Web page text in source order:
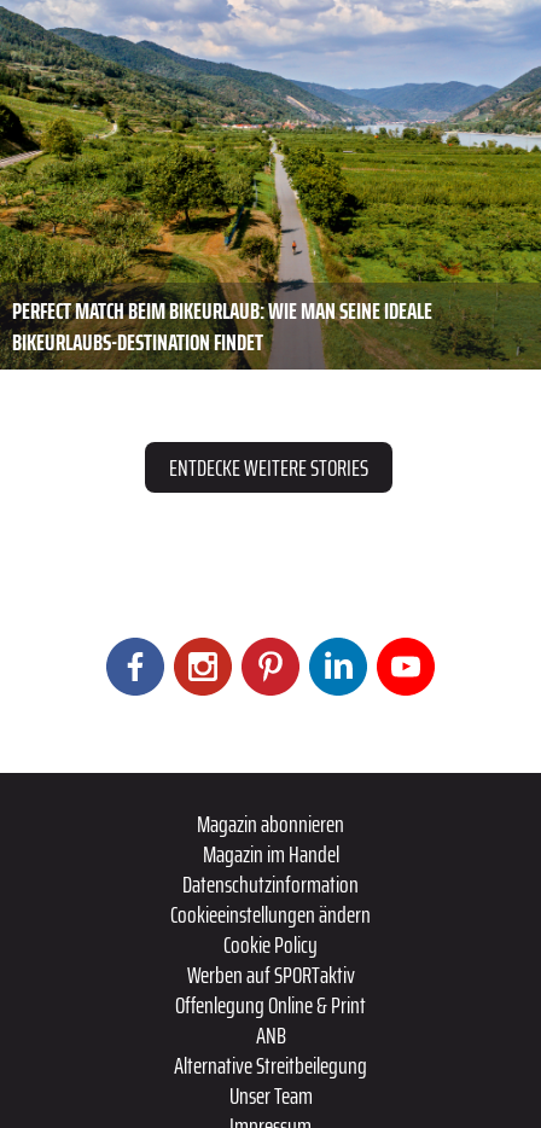
PERFECT MATCH BEIM BIKEURLAUB: WIE MAN SEINE IDEALE
BIKEURLAUBS-DESTINATION FINDET
ENTDECKE WEITERE STORIES
Magazin abonnieren
Magazin im Handel
Datenschutzinformation
Cookieeinstellungen ändern
Cookie Policy
Werben auf SPORTaktiv
Offenlegung Online & Print
ANB
Alternative Streitbeilegung
Unser Team